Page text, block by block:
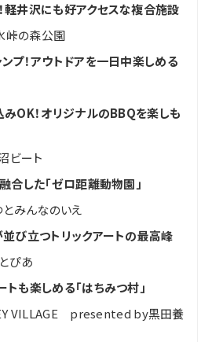
軽井沢にも好アクセスな複合施設
峠の森公園
プ！アウトドアを一日中楽しめる
OK！オリジナルのBBQを楽しも
ビート
合した「ゼロ距離動物園」
みんなのいえ
び立つトリックアートの最高峰
ぴあ
も楽しめる「はちみつ村」
VILLAGE presented by黒田養